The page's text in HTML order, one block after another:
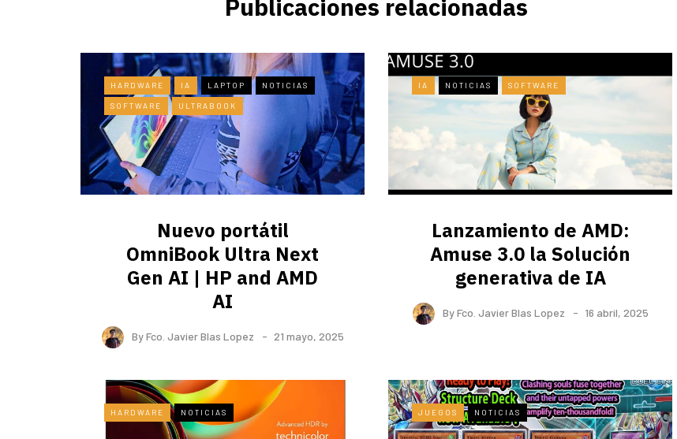
Publicaciones relacionadas
HARDWARE IA LAPTOP NOTICIAS
SOFTWARE ULTRABOOK
Nuevo portátil
OmniBook Ultra ​Next
Gen AI | HP and AMD
AI
ByFco. Javier Blas Lopez 21 mayo, 2025
IA NOTICIAS SOFTWARE
Lanzamiento de AMD:
Amuse 3.0 la Solución
generativa de IA
ByFco. Javier Blas Lopez 16 abril, 2025
HARDWARE NOTICIAS JUEGOS NOTICIAS